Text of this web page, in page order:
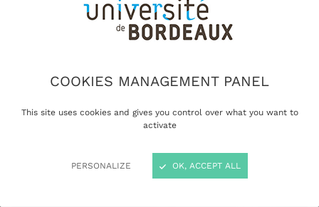
COOKIES MANAGEMENT PANEL
This site uses cookies and gives you control over what you want to
activate
PERSONALIZE OK, ACCEPT ALL
11 avril 2024 à 18h30 au11 avril 2024 à